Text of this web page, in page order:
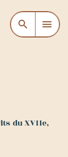
search menu
du XVIIe,